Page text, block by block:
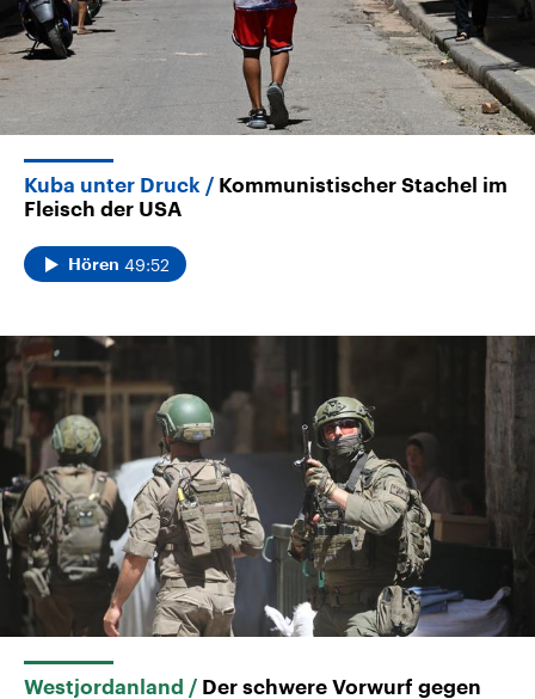
Kuba unter Druck
Kommunistischer Stachel im
Fleisch der USA
Hören 49:52
Westjordanland
Der schwere Vorwurf gegen